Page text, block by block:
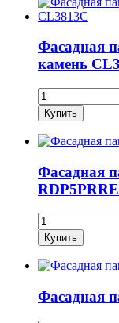
Фасадная
камень
Фасадная
RDP5PRRE
Фасадная